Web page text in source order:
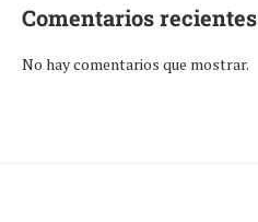
Comentarios recientes
No hay comentarios que mostrar.